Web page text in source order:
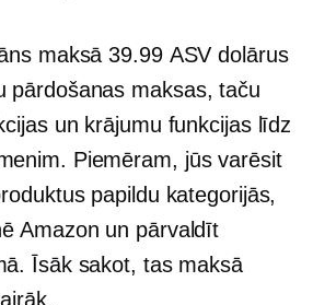
maksā 39.99 ASV dolārus
pārdošanas maksas, taču
un krājumu funkcijas līdz
Piemēram, jūs varēsit
papildu kategorijās,
Amazon un pārvaldīt
Īsāk sakot, tas maksā